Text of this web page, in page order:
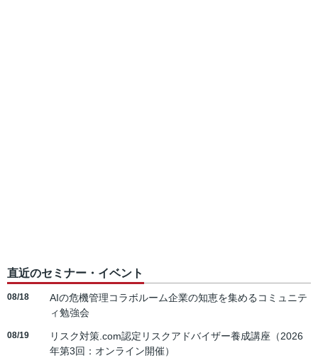
直近のセミナー・イベント
08/18
AIの危機管理コラボルーム企業の知恵を集めるコミュニテ
ィ勉強会
08/19
リスク対策.com認定リスクアドバイザー養成講座（2026
年第3回：オンライン開催）